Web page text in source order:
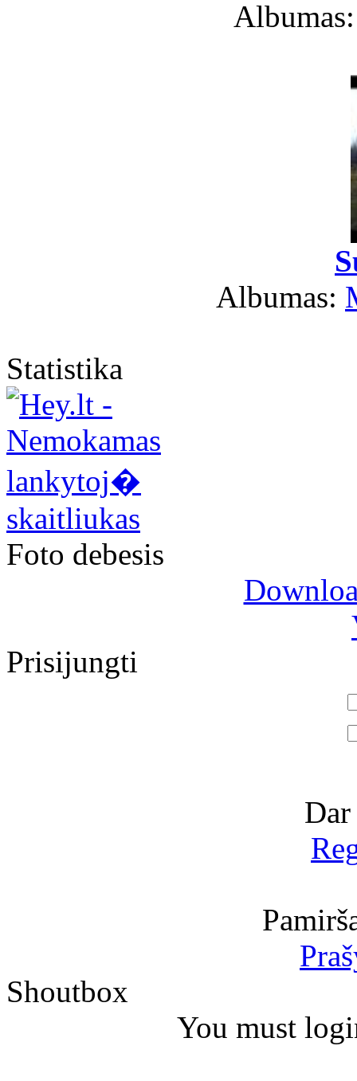
Albumas:
Statistika
Foto debesis
Prisijungti
Dar
Shoutbox
You must